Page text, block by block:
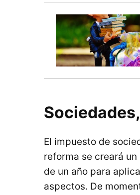
El impuesto de
reforma se creará
de un año para
aspectos. De